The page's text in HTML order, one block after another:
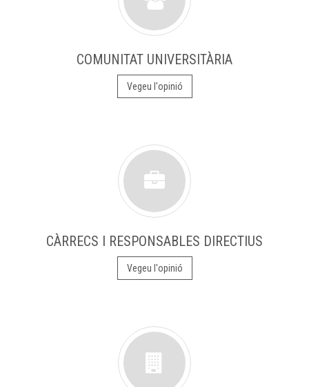
COMUNITAT UNIVERSITÀRIA
Vegeu l'opinió
CÀRRECS I RESPONSABLES DIRECTIUS
Vegeu l'opinió